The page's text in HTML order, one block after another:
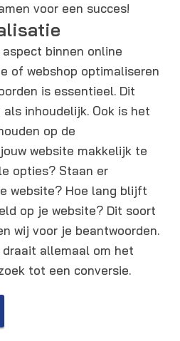
voor een succes!
binnen online
of webshop optimaliseren
is essentieel. Dit
inhoudelijk. Ook is het
op de
website makkelijk te
opties? Staan er
website? Hoe lang blijft
op je website? Dit soort
wij voor je beantwoorden.
allemaal om het
tot een conversie.